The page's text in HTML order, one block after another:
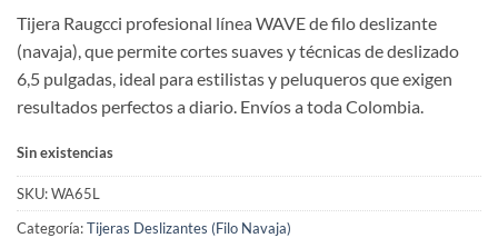
Tijera Raugcci profesional línea WAVE de filo deslizante
(navaja), que permite cortes suaves y técnicas de deslizado
6,5 pulgadas, ideal para estilistas y peluqueros que exigen
resultados perfectos a diario. Envíos a toda Colombia.
Sin existencias
SKU:WA65L
Categoría:Tijeras Deslizantes (Filo Navaja)